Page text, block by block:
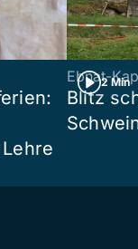
2 Min
Ebnat-
Blitz